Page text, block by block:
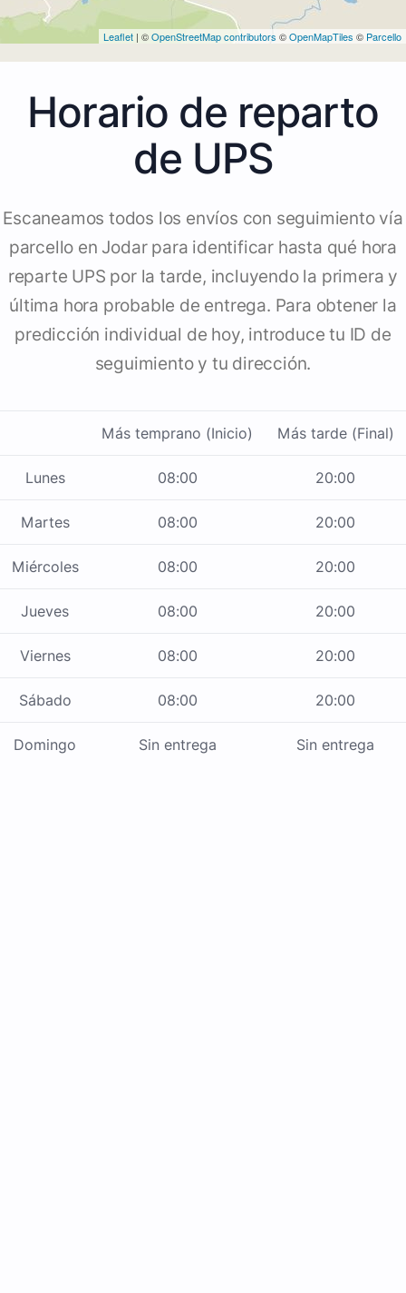
Leaflet | ©OpenStreetMap contributors ©OpenMapTiles © Parcello
Horario de reparto
de UPS
Escaneamos todos los envíos con seguimiento vía
parcello en Jodar para identificar hasta qué hora
reparte UPS por la tarde, incluyendo la primera y
última hora probable de entrega. Para obtener la
predicción individual de hoy, introduce tu ID de
seguimiento y tu dirección.
Más temprano (Inicio) Más tarde (Final)
Lunes 08:00 20:00
Martes 08:00 20:00
Miércoles 08:00 20:00
Jueves 08:00 20:00
Viernes 08:00 20:00
Sábado 08:00 20:00
Domingo Sin entrega Sin entrega